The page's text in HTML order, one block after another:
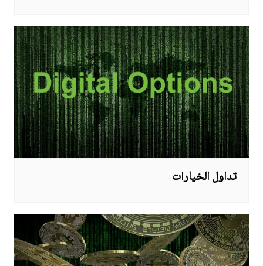
تداول الخيارات